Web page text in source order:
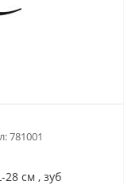
781001
28 см , зуб